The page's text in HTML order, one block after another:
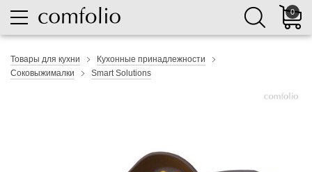
0
Товары для кухни
Кухонные принадлежности
Соковыжималки
Smart Solutions